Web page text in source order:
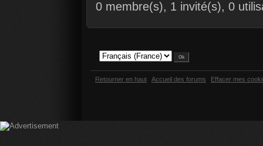
0 membre(s), 1 invité(s), 0
Retourner en haut Accueil des forums Effacer mes